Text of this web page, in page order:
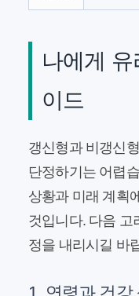
나에게
이드
갱신형과 비갱신
단정하기는 어렵
상황과 미래 계획
것입니다. 다음 고
정을 내리시길 바